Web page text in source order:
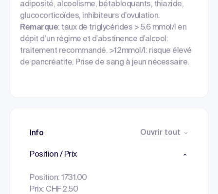
adiposité, alcoolisme, bétabloquants, thiazide,
glucocorticoïdes, inhibiteurs d’ovulation.
Remarque: taux de triglycérides > 5.6 mmol/l en
dépit d’un régime et d’abstinence d’alcool:
traitement recommandé. >12mmol/l: risque élevé
de pancréatite. Prise de sang à jeun nécessaire.
Info Ouvrir tout
Position / Prix
Position: 1731.00
Prix: CHF 2.50